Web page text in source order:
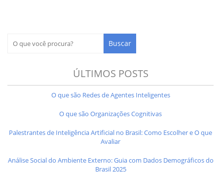
ÚLTIMOS POSTS
O que são Redes de Agentes Inteligentes
O que são Organizações Cognitivas
Palestrantes de Inteligência Artificial no Brasil: Como Escolher e O que
Avaliar
Análise Social do Ambiente Externo: Guia com Dados Demográficos do
Brasil 2025